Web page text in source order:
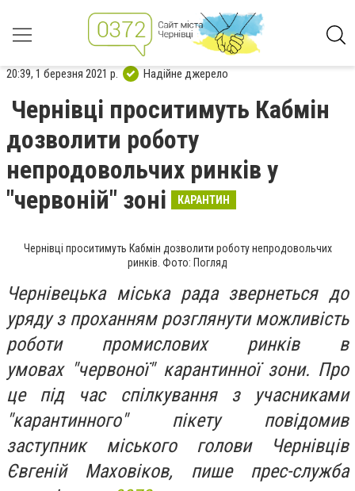
20:39, 1 березня 2021 р. Надійне джерело
Чернівці проситимуть Кабмін
дозволити роботу
непродовольчих ринків у
"червоній" зоні
КАРАНТИН
Чернівці проситимуть Кабмін дозволити роботу непродовольчих
ринків. Фото: Погляд
Чернівецька міська рада звернеться до
уряду з проханням розглянути можливість
роботи промислових ринків в
умовах "червоної" карантинної зони. Про
це під час спілкування з учасниками
"карантинного" пікету повідомив
заступник міського голови Чернівців
Євгеній Маховіков, пише прес-служба